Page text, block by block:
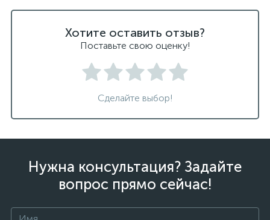
Хотите оставить отзыв?
Поставьте свою оценку!
Сделайте выбор!
Нужна консультация? Задайте
вопрос прямо сейчас!